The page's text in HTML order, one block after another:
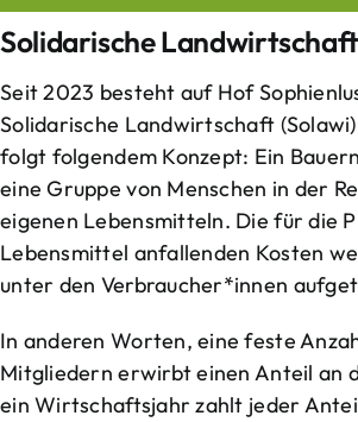
Solidarische Landwirtschaft
Seit 2023 besteht auf Hof
Solidarische Landwirtschaft
folgt folgendem Konzept: Ein
eine Gruppe von Menschen in der
eigenen Lebens­mitteln. Die für die
Lebens­mittel anfallenden Kosten
unter den Verbraucher*­innen
In anderen Worten, eine feste
Mitgliedern erwirbt einen Anteil an
ein Wirtschaftsjahr zahlt jeder